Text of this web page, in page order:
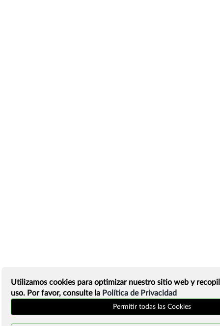
Utilizamos cookies para optimizar nuestro sitio web y
uso. Por favor, consulte la Política de Privacidad
Permitir todas las Cookies